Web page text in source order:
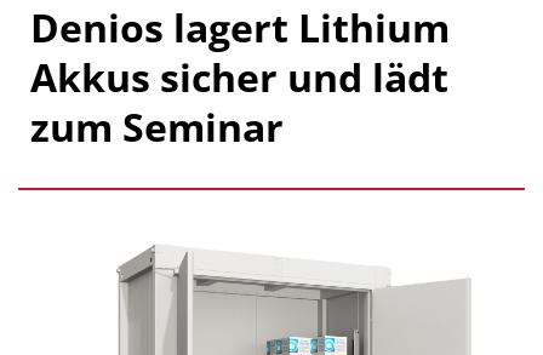
Denios lagert Lithium
Akkus sicher und lädt
zum Seminar